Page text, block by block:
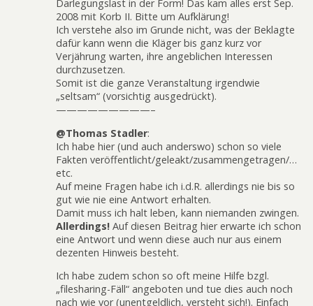
Darlegungslast in der Form! Das kam alles erst Sep.
2008 mit Korb II. Bitte um Aufklärung!
Ich verstehe also im Grunde nicht, was der Beklagte
dafür kann wenn die Kläger bis ganz kurz vor
Verjährung warten, ihre angeblichen Interessen
durchzusetzen.
Somit ist die ganze Veranstaltung irgendwie
„seltsam“ (vorsichtig ausgedrückt).
—————————–
@Thomas Stadler:
Ich habe hier (und auch anderswo) schon so viele
Fakten veröffentlicht/geleakt/zusammengetragen/…
etc.
Auf meine Fragen habe ich i.d.R. allerdings nie bis so
gut wie nie eine Antwort erhalten.
Damit muss ich halt leben, kann niemanden zwingen.
Allerdings! Auf diesen Beitrag hier erwarte ich schon
eine Antwort und wenn diese auch nur aus einem
dezenten Hinweis besteht.
Ich habe zudem schon so oft meine Hilfe bzgl.
„filesharing-Fäll“ angeboten und tue dies auch noch
nach wie vor (unentgeldlich, versteht sich!). Einfach